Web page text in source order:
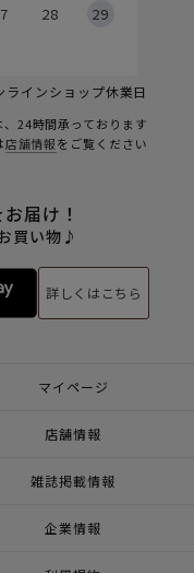
28
29
ラインショップ休業日
24時間承っております
店舗情報をご覧ください
届け！
買い物♪
詳しくはこちら
マイページ
店舗情報
雑誌掲載情報
企業情報